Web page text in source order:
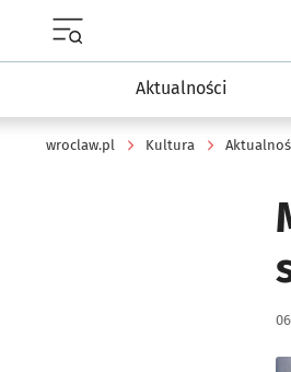
Aktualności
wroclaw.pl Kultura